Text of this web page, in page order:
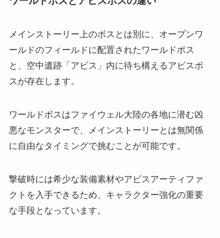
メインストーリー上のボスとは別に、オープンワ
ールドのフィールドに配置されたワールドボス
と、空中遺跡「アビス」内に待ち構えるアビスボ
スが存在します。
ワールドボスはファイウェル大陸の各地に潜む凶
悪なモンスターで、メインストーリーとは無関係
に自由なタイミングで挑むことが可能です。
撃破時には希少な装備素材やアビスアーティファ
クトを入手できるため、キャラクター強化の重要
な手段となっています。